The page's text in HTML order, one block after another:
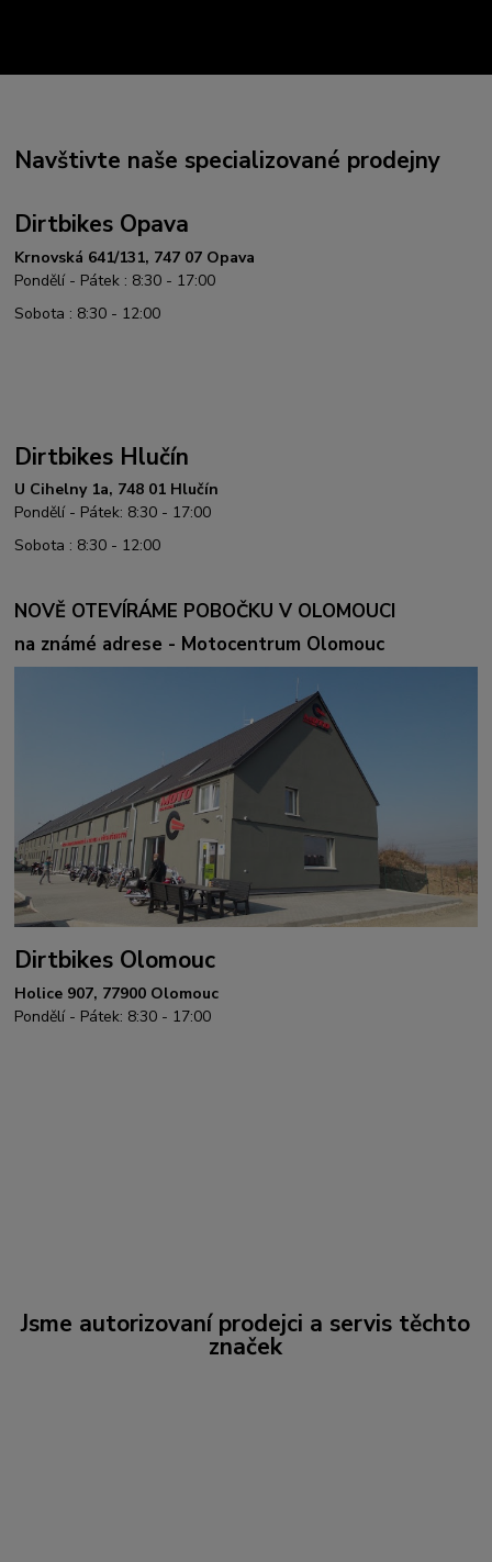
Navštivte naše specializované prodejny
Dirtbikes Opava
Krnovská 641/131, 747 07 Opava
Pondělí - Pátek : 8:30 - 17:00
Sobota : 8:30 - 12:00
Dirtbikes Hlučín
U Cihelny 1a, 748 01 Hlučín
Pondělí - Pátek: 8:30 - 17:00
Sobota : 8:30 - 12:00
NOVĚ OTEVÍRÁME POBOČKU V OLOMOUCI
na známé adrese - Motocentrum Olomouc
Dirtbikes Olomouc
Holice 907, 77900 Olomouc
Pondělí - Pátek: 8:30 - 17:00
Jsme autorizovaní prodejci a servis těchto
značek